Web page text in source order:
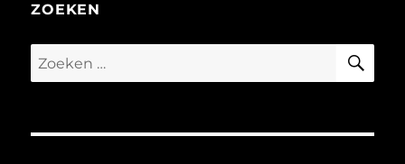
ZOEKEN
Zoeken
naar: